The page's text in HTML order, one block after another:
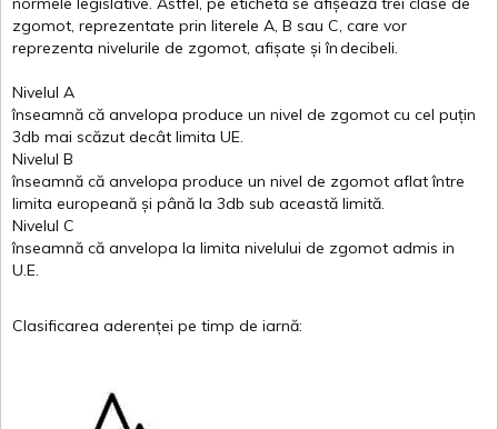
zgomot, reprezentate prin literele A, B sau C, care vor
reprezenta nivelurile de zgomot, afișate și îndecibeli.
Nivelul A
înseamnă că anvelopa produce un nivel de zgomot cu cel puțin
3db mai scăzut decât limita UE.
Nivelul B
înseamnă că anvelopa produce un nivel de zgomot aflat între
limita europeană și până la 3db sub această limită.
Nivelul C
înseamnă că anvelopa la limita nivelului de zgomot admis in
U.E.
Clasificarea aderenței pe timp de iarnă: